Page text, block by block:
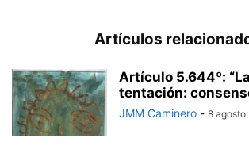
Artículos
Artículo 5.644º:
tentación:
JMM Caminero - 8